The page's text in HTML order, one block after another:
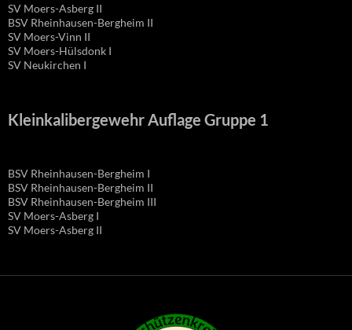
SV Moers-Asberg II
BSV Rheinhausen-Bergheim II
SV Moers-Vinn II
SV Moers-Hülsdonk I
SV Neukirchen I
Kleinkalibergewehr Auflage Gruppe 1
BSV Rheinhausen-Bergheim I
BSV Rheinhausen-Bergheim II
BSV Rheinhausen-Bergheim III
SV Moers-Asberg I
SV Moers-Asberg II